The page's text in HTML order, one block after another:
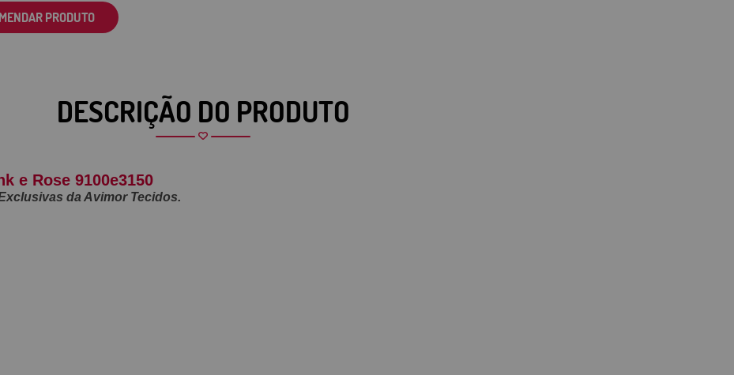
PRODUTO
DESCRIÇÃO DO PRODUTO
e Rose 9100e3150
da Avimor Tecidos.